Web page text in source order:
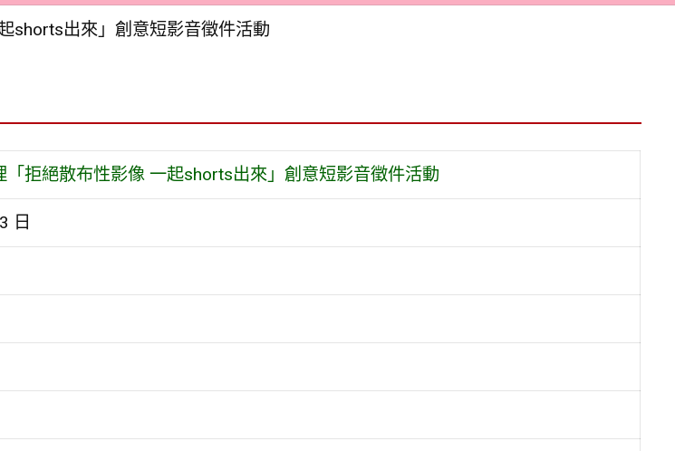
shorts出來」創意短影音徵件活動
「拒絕散布性影像 一起shorts出來」創意短影音徵件活動
日